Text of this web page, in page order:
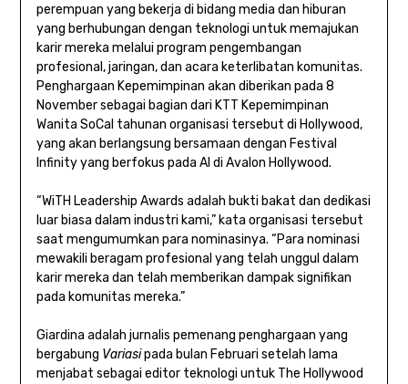
perempuan yang bekerja di bidang media dan hiburan
yang berhubungan dengan teknologi untuk memajukan
karir mereka melalui program pengembangan
profesional, jaringan, dan acara keterlibatan komunitas.
Penghargaan Kepemimpinan akan diberikan pada 8
November sebagai bagian dari KTT Kepemimpinan
Wanita SoCal tahunan organisasi tersebut di Hollywood,
yang akan berlangsung bersamaan dengan Festival
Infinity yang berfokus pada AI di Avalon Hollywood.
“WiTH Leadership Awards adalah bukti bakat dan dedikasi
luar biasa dalam industri kami,” kata organisasi tersebut
saat mengumumkan para nominasinya. “Para nominasi
mewakili beragam profesional yang telah unggul dalam
karir mereka dan telah memberikan dampak signifikan
pada komunitas mereka.”
Giardina adalah jurnalis pemenang penghargaan yang
bergabung Variasipada bulan Februari setelah lama
menjabat sebagai editor teknologi untuk The Hollywood